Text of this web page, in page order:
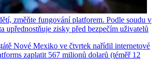
změňte fungování platforem. Podle soudu v
upřednostňuje zisky před bezpečím uživatelů
Nové Mexiko ve čtvrtek nařídil internetové
zaplatit 567 milionů dolarů (téměř 12